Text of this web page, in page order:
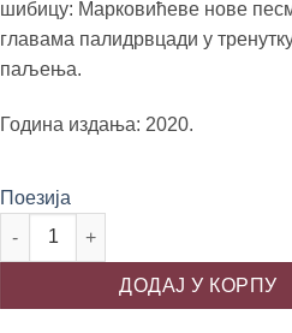
шибицу: Марковићеве нове
главама палидрвцади у
паљења.
Година издања: 2020.
Поезија
МАШИНА, Драган Марковић
ДОДАЈ У КОРПУ